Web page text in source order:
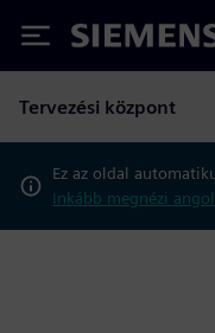
Siemens
Tervezési központ
Ez az oldal
Inkább megnézi